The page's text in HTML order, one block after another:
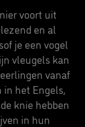
voort uit
en al
je een vogel
vleugels kan
vanaf
het Engels,
knie hebben
in hun